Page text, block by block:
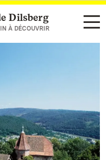
Dilsberg
À DÉCOUVRIR